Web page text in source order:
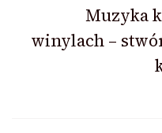
Muzyka
winylach –